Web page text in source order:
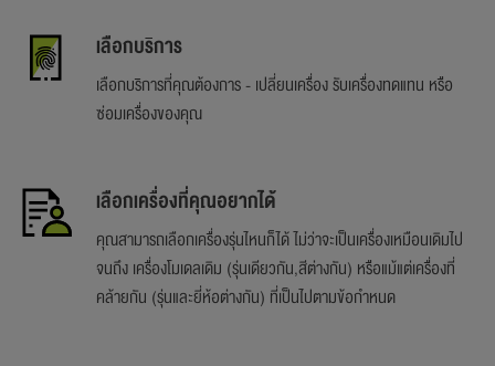
เลือกบริการ
เลือกบริการที่คุณต้องการ - เปลี่ยนเครื่อง รับเครื่องทดแทน หรือ
ซ่อมเครื่องของคุณ
เลือกเครื่องที่คุณอยากได้
คุณสามารถเลือกเครื่องรุ่นไหนก็ได้ ไม่ว่าจะเป็นเครื่องเหมือนเดิมไป
จนถึง เครื่องโมเดลเดิม (รุ่นเดียวกัน,สีต่างกัน) หรือแม้แต่เครื่องที่
คล้ายกัน (รุ่นและยี่ห้อต่างกัน) ที่เป็นไปตามข้อกำหนด